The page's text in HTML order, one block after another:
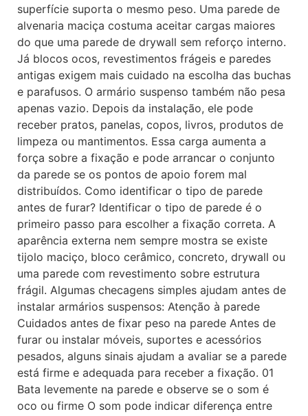
superfície suporta o mesmo peso. Uma parede de
alvenaria maciça costuma aceitar cargas maiores
do que uma parede de drywall sem reforço interno.
Já blocos ocos, revestimentos frágeis e paredes
antigas exigem mais cuidado na escolha das buchas
e parafusos. O armário suspenso também não pesa
apenas vazio. Depois da instalação, ele pode
receber pratos, panelas, copos, livros, produtos de
limpeza ou mantimentos. Essa carga aumenta a
força sobre a fixação e pode arrancar o conjunto
da parede se os pontos de apoio forem mal
distribuídos. Como identificar o tipo de parede
antes de furar? Identificar o tipo de parede é o
primeiro passo para escolher a fixação correta. A
aparência externa nem sempre mostra se existe
tijolo maciço, bloco cerâmico, concreto, drywall ou
uma parede com revestimento sobre estrutura
frágil. Algumas checagens simples ajudam antes de
instalar armários suspensos: Atenção à parede
Cuidados antes de fixar peso na parede Antes de
furar ou instalar móveis, suportes e acessórios
pesados, alguns sinais ajudam a avaliar se a parede
está firme e adequada para receber a fixação. 01
Bata levemente na parede e observe se o som é
oco ou firme O som pode indicar diferença entre